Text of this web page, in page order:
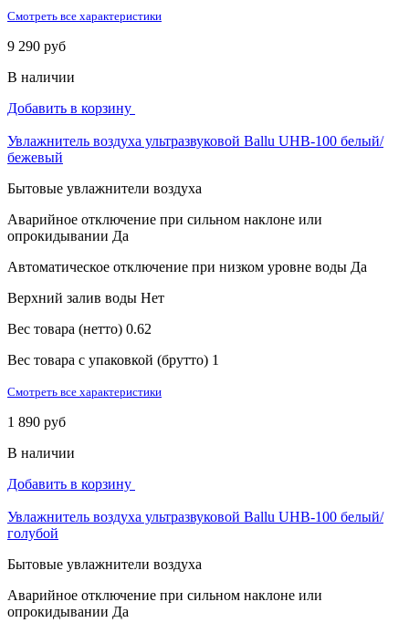
Смотреть все характеристики
9 290 руб
В наличии
Добавить в корзину
Увлажнитель воздуха ультразвуковой Ballu UHB-100 белый/
бежевый
Бытовые увлажнители воздуха
Аварийное отключение при сильном наклоне или
опрокидывании Да
Автоматическое отключение при низком уровне воды Да
Верхний залив воды Нет
Вес товара (нетто) 0.62
Вес товара с упаковкой (брутто) 1
Смотреть все характеристики
1 890 руб
В наличии
Добавить в корзину
Увлажнитель воздуха ультразвуковой Ballu UHB-100 белый/
голубой
Бытовые увлажнители воздуха
Аварийное отключение при сильном наклоне или
опрокидывании Да